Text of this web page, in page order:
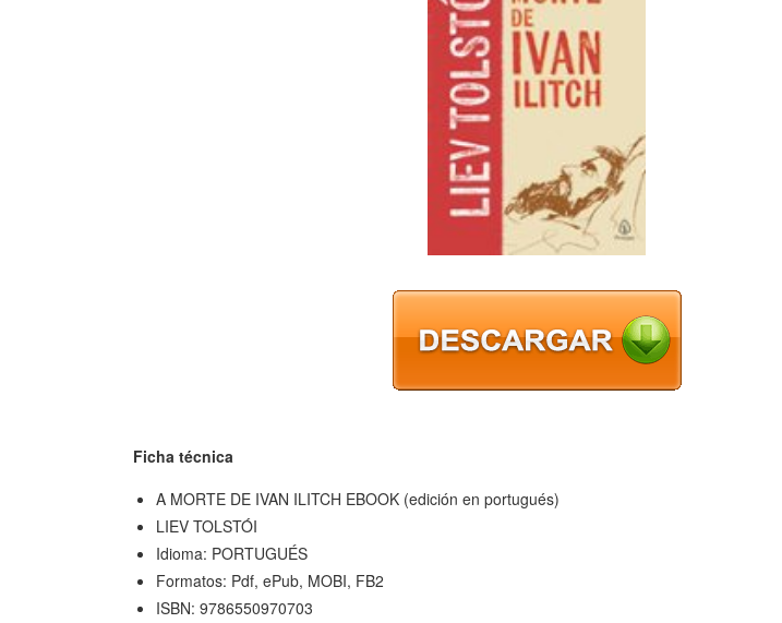
Ficha técnica
A MORTE DE IVAN ILITCH EBOOK (edición en portugués)
LIEV TOLSTÓI
Idioma: PORTUGUÉS
Formatos: Pdf, ePub, MOBI, FB2
ISBN: 9786550970703